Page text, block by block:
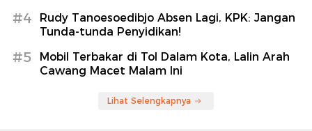
#4
Rudy Tanoesoedibjo Absen Lagi, KPK: Jangan
Tunda-tunda Penyidikan!
#5
Mobil Terbakar di Tol Dalam Kota, Lalin Arah
Cawang Macet Malam Ini
Lihat Selengkapnya